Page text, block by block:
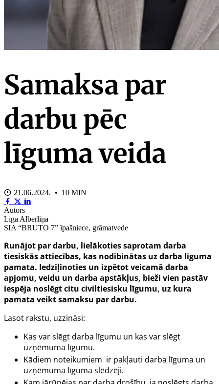
Samaksa par
darbu pēc
līguma veida
21.06.2024. • 10 MIN
Autors
Līga Alberliņa
SIA “BRUTO 7” īpašniece, grāmatvede
Runājot par darbu, lielākoties saprotam darba
tiesiskās attiecības, kas nodibinātas uz darba līguma
pamata. Iedziļinoties un izpētot veicamā darba
apjomu, veidu un darba apstākļus, bieži vien pastāv
iespēja noslēgt citu civiltiesisku līgumu, uz kura
pamata veikt samaksu par darbu.
Lasot rakstu, uzzināsi:
Kas var slēgt darba līgumu un kas var slēgt
uzņēmuma līgumu.
Kādiem noteikumiem ir pakļauti darba līguma un
uzņēmuma līguma slēdzēji.